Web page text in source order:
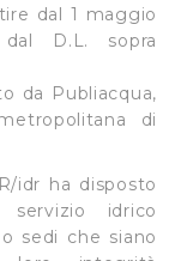
in alto a
tutti i cookie con
chiusura del
delle
della
sistemi di
della
dal 1 maggio
D.L. sopra
da Publiacqua,
di
idr ha disposto
idrico
sedi che siano